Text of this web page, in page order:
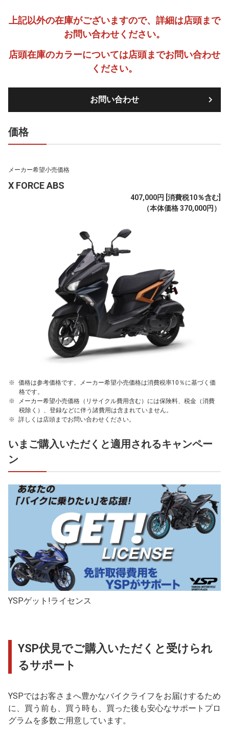
上記以外の在庫がございますので、詳細は店頭まで
お問い合わせください。
店頭在庫のカラーについては店頭までお問い合わせ
ください。
お問い合わせ
価格
メーカー希望小売価格
X FORCE ABS
407,000円 [消費税10％含む]
（本体価格 370,000円）
価格は参考価格です。メーカー希望小売価格は消費税率10％に基づく価
格です。
メーカー希望小売価格（リサイクル費用含む）には保険料、税金（消費
税除く）、登録などに伴う諸費用は含まれていません。
詳しくは店頭までお問い合わせください。
いまご購入いただくと適用されるキャンペー
ン
YSPゲット!ライセンス
YSP伏見でご購入いただくと受けられ
るサポート
YSPではお客さまへ豊かなバイクライフをお届けするため
に、買う前も、買う時も、買った後も安心なサポートプロ
グラムを多数ご用意しています。